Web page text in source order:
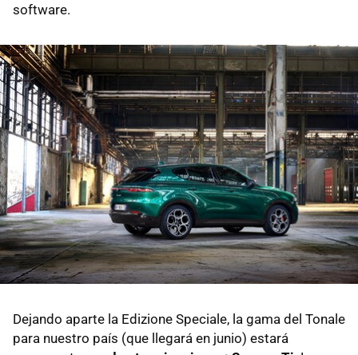
software.
Dejando aparte la Edizione Speciale, la gama del Tonale
para nuestro país (que llegará en junio) estará